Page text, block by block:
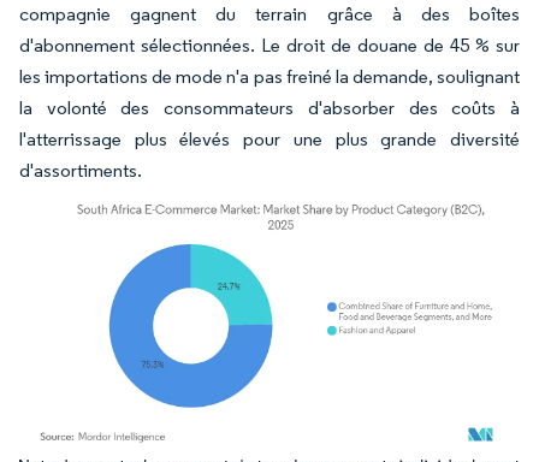
compagnie gagnent du terrain grâce à des boîtes
d'abonnement sélectionnées. Le droit de douane de 45 % sur
les importations de mode n'a pas freiné la demande, soulignant
la volonté des consommateurs d'absorber des coûts à
l'atterrissage plus élevés pour une plus grande diversité
d'assortiments.